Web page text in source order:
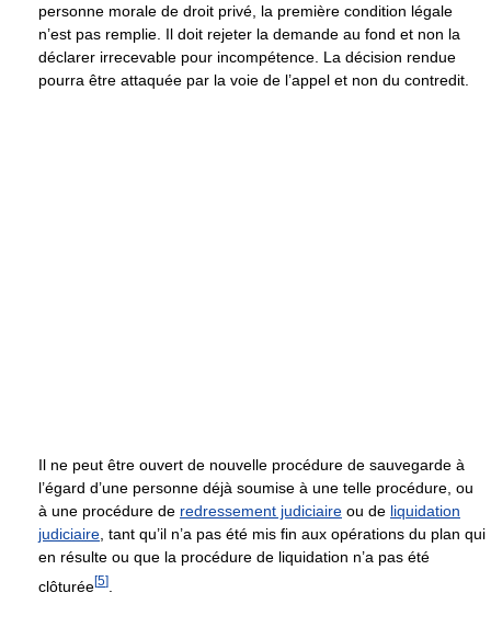
personne morale de droit privé, la première condition légale
n’est pas remplie. Il doit rejeter la demande au fond et non la
déclarer irrecevable pour incompétence. La décision rendue
pourra être attaquée par la voie de l’appel et non du contredit.
Il ne peut être ouvert de nouvelle procédure de sauvegarde à
l’égard d’une personne déjà soumise à une telle procédure, ou
à une procédure de redressement judiciaire ou de liquidation
judiciaire , tant qu’il n’a pas été mis fin aux opérations du plan qui
en résulte ou que la procédure de liquidation n’a pas été
clôturée[5]